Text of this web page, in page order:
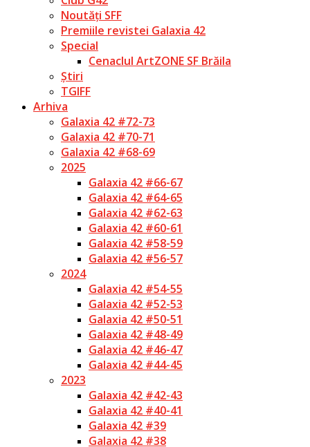
Noutăți SFF
Premiile revistei Galaxia 42
Special
Cenaclul ArtZONE SF Brăila
Știri
TGIFF
Arhiva
Galaxia 42 #72-73
Galaxia 42 #70-71
Galaxia 42 #68-69
2025
Galaxia 42 #66-67
Galaxia 42 #64-65
Galaxia 42 #62-63
Galaxia 42 #60-61
Galaxia 42 #58-59
Galaxia 42 #56-57
2024
Galaxia 42 #54-55
Galaxia 42 #52-53
Galaxia 42 #50-51
Galaxia 42 #48-49
Galaxia 42 #46-47
Galaxia 42 #44-45
2023
Galaxia 42 #42-43
Galaxia 42 #40-41
Galaxia 42 #39
Galaxia 42 #38